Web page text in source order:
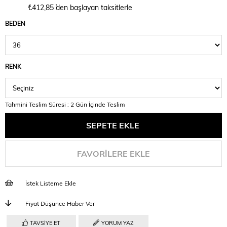
₺412,85 `den başlayan taksitlerle
BEDEN
RENK
Tahmini Teslim Süresi : 2 Gün İçinde Teslim
FAVORILERE EKLE
İstek Listeme Ekle
Fiyat Düşünce Haber Ver
TAVSIYE ET YORUM YAZ